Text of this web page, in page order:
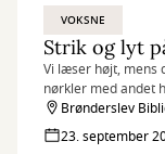
VOKSNE
Strik og lyt
Vi læser højt, mens
nørkler med andet
Brønderslev
23. september